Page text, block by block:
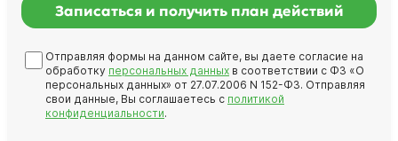
Записаться и получить план действий
Отправляя формы на данном сайте, вы даете согласие на
обработку персональных данных в соответствии с ФЗ «О
персональных данных» от 27.07.2006 N 152-ФЗ. Отправляя
свои данные, Вы соглашаетесь с политикой
конфиденциальности.